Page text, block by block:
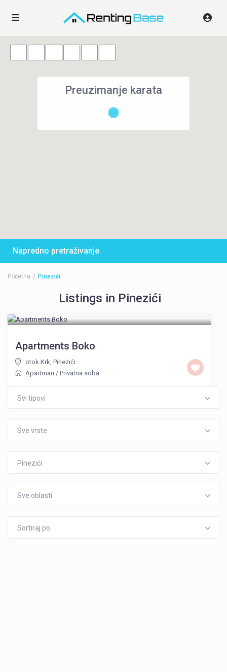
Preuzimanje karata
Napredno pretraživanje
Početna Pinezići
Listings in Pinezići
10 €
Apartments Boko
otok Krk,Pinezići
Apartman /Privatna soba
Svi tipovi
Sve vrste
Pinezići
Sve oblasti
Sortiraj po